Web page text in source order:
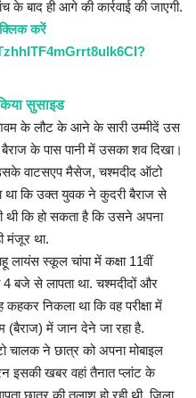
के बाद ही आगे की कार्रवाई की जाएगी.
करें
सुसाइड
के लौट के आने के सारी उम्मीदें उस
के पास पानी में उसका शव दिखा।
वाटसएप मैसेज, चश्मदीद ऑटो
था कि उक्त युवक ने कुदरी बैराज से
कि हो सकता है कि उसने अपना
मंजूर था.
लायंस स्कूल चांपा में कक्षा 11वीं
4 बजे से लापता था. चश्मदीदों और
निकला था कि वह परीक्षा में
(बैराज) में जान देने जा रहा है.
ने छात्र को अपना मोबाइल
इसकी खबर वहां तैनात प्लांट के